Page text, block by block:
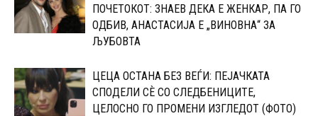
ПОЧЕТОКОТ: 3НАЕВ ДЕКА Е ЖЕНКАР, ПА ГО
ОДБИВ, АНАСТАСИЈА Е „ВИНОВНА“ ЗА
ЉУБОВТА
ЦЕЦА ОСТАНА БЕЗ ВЕЃИ: ПЕЈАЧКАТА
СПОДЕЛИ СЀ СО CЛЕДБЕНИЦИТЕ,
ЦЕЛОСНО ГО ПРОМЕНИ ИЗГЛЕДОТ (ФОТО)